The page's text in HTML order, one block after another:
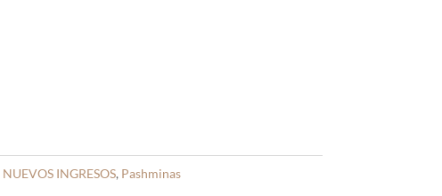
NUEVOS INGRESOS, Pashminas